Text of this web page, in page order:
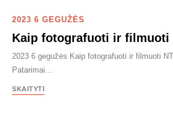
2023 6 GEGUŽĖS
Kaip fotografuoti ir filmuoti
2023 6 gegužės Kaip fotografuoti ir filmuoti
Patarimai…
SKAITYTI